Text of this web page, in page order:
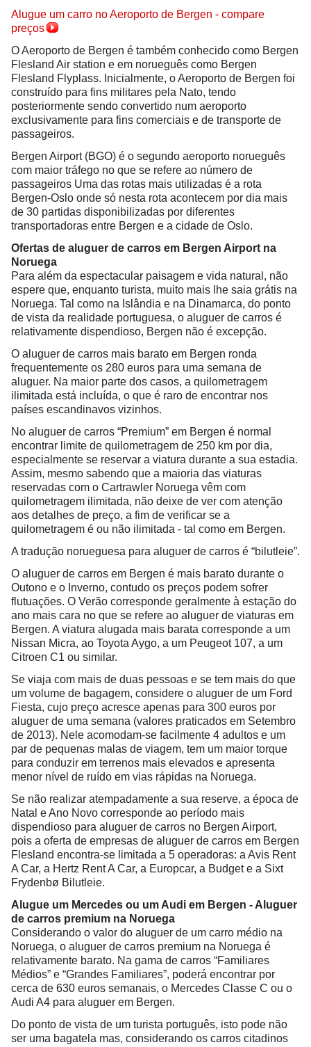
Alugue um carro no Aeroporto de Bergen - compare
preços
O Aeroporto de Bergen é também conhecido como Bergen
Flesland Air station e em norueguês como Bergen
Flesland Flyplass. Inicialmente, o Aeroporto de Bergen foi
construído para fins militares pela Nato, tendo
posteriormente sendo convertido num aeroporto
exclusivamente para fins comerciais e de transporte de
passageiros.
Bergen Airport (BGO) é o segundo aeroporto norueguês
com maior tráfego no que se refere ao número de
passageiros Uma das rotas mais utilizadas é a rota
Bergen-Oslo onde só nesta rota acontecem por dia mais
de 30 partidas disponibilizadas por diferentes
transportadoras entre Bergen e a cidade de Oslo.
Ofertas de aluguer de carros em Bergen Airport na
Noruega
Para além da espectacular paisagem e vida natural, não
espere que, enquanto turista, muito mais lhe saia grátis na
Noruega. Tal como na Islândia e na Dinamarca, do ponto
de vista da realidade portuguesa, o aluguer de carros é
relativamente dispendioso, Bergen não é excepção.
O aluguer de carros mais barato em Bergen ronda
frequentemente os 280 euros para uma semana de
aluguer. Na maior parte dos casos, a quilometragem
ilimitada está incluída, o que é raro de encontrar nos
países escandinavos vizinhos.
No aluguer de carros “Premium” em Bergen é normal
encontrar limite de quilometragem de 250 km por dia,
especialmente se reservar a viatura durante a sua estadia.
Assim, mesmo sabendo que a maioria das viaturas
reservadas com o Cartrawler Noruega vêm com
quilometragem ilimitada, não deixe de ver com atenção
aos detalhes de preço, a fim de verificar se a
quilometragem é ou não ilimitada - tal como em Bergen.
A tradução norueguesa para aluguer de carros é “bilutleie”.
O aluguer de carros em Bergen é mais barato durante o
Outono e o Inverno, contudo os preços podem sofrer
flutuações. O Verão corresponde geralmente à estação do
ano mais cara no que se refere ao aluguer de viaturas em
Bergen. A viatura alugada mais barata corresponde a um
Nissan Micra, ao Toyota Aygo, a um Peugeot 107, a um
Citroen C1 ou similar.
Se viaja com mais de duas pessoas e se tem mais do que
um volume de bagagem, considere o aluguer de um Ford
Fiesta, cujo preço acresce apenas para 300 euros por
aluguer de uma semana (valores praticados em Setembro
de 2013). Nele acomodam-se facilmente 4 adultos e um
par de pequenas malas de viagem, tem um maior torque
para conduzir em terrenos mais elevados e apresenta
menor nível de ruído em vias rápidas na Noruega.
Se não realizar atempadamente a sua reserve, a época de
Natal e Ano Novo corresponde ao período mais
dispendioso para aluguer de carros no Bergen Airport,
pois a oferta de empresas de aluguer de carros em Bergen
Flesland encontra-se limitada a 5 operadoras: a Avis Rent
A Car, a Hertz Rent A Car, a Europcar, a Budget e a Sixt
Frydenbø Bilutleie.
Alugue um Mercedes ou um Audi em Bergen - Aluguer
de carros premium na Noruega
Considerando o valor do aluguer de um carro médio na
Noruega, o aluguer de carros premium na Noruega é
relativamente barato. Na gama de carros “Familiares
Médios” e “Grandes Familiares”, poderá encontrar por
cerca de 630 euros semanais, o Mercedes Classe C ou o
Audi A4 para aluguer em Bergen.
Do ponto de vista de um turista português, isto pode não
ser uma bagatela mas, considerando os carros citadinos